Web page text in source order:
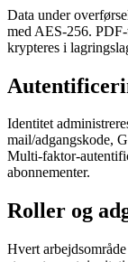
Data under
med AES-256.
krypteres i
Identitet
mail/adgangskode,
Multi-faktor-
abonnementer.
Roller og
Hvert